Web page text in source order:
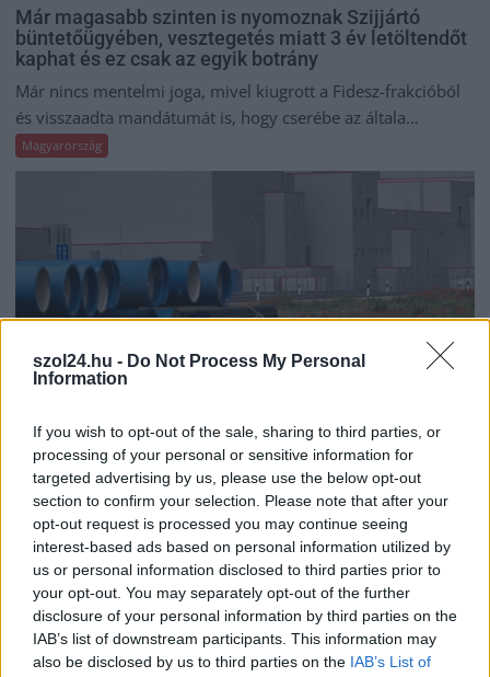
szol24.hu - Do Not Process My Personal
Information
If you wish to opt-out of the sale, sharing to third parties, or
processing of your personal or sensitive information for
targeted advertising by us, please use the below opt-out
section to confirm your selection. Please note that after your
opt-out request is processed you may continue seeing
interest-based ads based on personal information utilized by
us or personal information disclosed to third parties prior to
your opt-out. You may separately opt-out of the further
disclosure of your personal information by third parties on the
IAB’s list of downstream participants. This information may
also be disclosed by us to third parties on the IAB’s List of
Már magasabb szinten is nyomoznak Szijjártó
büntetőügyében, vesztegetés miatt 3 év letöltendőt
kaphat és ez csak az egyik botrány
Már nincs mentelmi joga, mivel kiugrott a Fidesz-frakcióból
és visszaadta mandátumát is, hogy cserébe az általa...
Magyarország
2026.08.07. Fazekas Adrián
Országos ellenőrzés indult a hazai akkumulátoripari
üzemekben
Szigorú hatósági vizsgálat alá vonják az akkumulátorgyártás
teljes működési láncát Magyarországon. Az augusztus 1-jétől
indult országos...
Magyarország